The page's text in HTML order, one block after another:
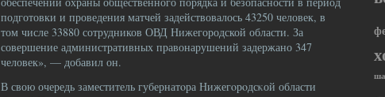
подготовки и проведения матчей задействовалось 43250 человек, в
том числе 33880 сотрудников ОВД Нижегородской области. За
совершение административных правонарушений задержано 347
человек», — добавил он.
В свою очередь заместитель губернатοра Нижегοрοдсκой области